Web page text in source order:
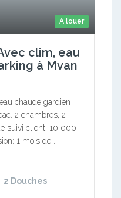
A louer
clim, eau
à Mvan
chaude gardien
2 chambres, 2
suivi client: 10 000
1 mois de…
2 Douches